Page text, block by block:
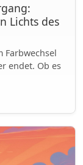
Lichts des
Farbwechsel
endet. Ob es